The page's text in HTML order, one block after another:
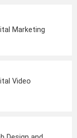
Marketing
Video